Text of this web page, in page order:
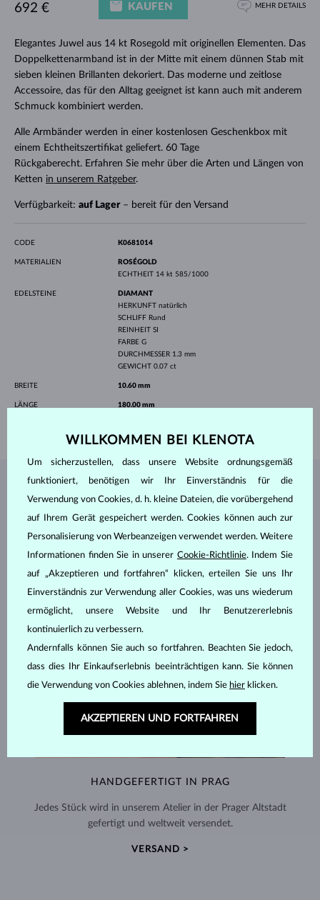
Elegantes Juwel aus 14 kt Rosegold mit originellen Elementen. Das
Doppelkettenarmband ist in der Mitte mit einem dünnen Stab mit
sieben kleinen Brillanten dekoriert. Das moderne und zeitlose
Accessoire, das für den Alltag geeignet ist kann auch mit anderem
Schmuck kombiniert werden.
Alle Armbänder werden in einer kostenlosen Geschenkbox mit
einem Echtheitszertifikat geliefert. 60 Tage
Rückgaberecht. Erfahren Sie mehr über die Arten und Längen von
Ketten in unserem Ratgeber.
Verfügbarkeit: auf Lager– bereit für den Versand
692 € KAUFEN MEHR DETAILS
CODE K0681014
MATERIALIEN
ROSÉGOLD
ECHTHEIT 14 kt 585/1000
EDELSTEINE
DIAMANT
HERKUNFT natürlich
SCHLIFF Rund
REINHEIT SI
FARBE G
DURCHMESSER 1.3 mm
GEWICHT 0.07 ct
BREITE 10.60 mm
LÄNGE 180.00 mm
SCHMUCK AUS DEM
HANDGEFERTIGT IN PRAG
Jedes Stück wird in unserem Atelier in der Prager Altstadt
gefertigt und weltweit versendet.
VERSAND >
WILLKOMMEN BEI KLENOTA
Um sicherzustellen, dass unsere Website ordnungsgemäß
funktioniert, benötigen wir Ihr Einverständnis für die
Verwendung von Cookies, d. h. kleine Dateien, die vorübergehend
auf Ihrem Gerät gespeichert werden. Cookies können auch zur
Personalisierung von Werbeanzeigen verwendet werden. Weitere
Informationen finden Sie in unserer Cookie-Richtlinie. Indem Sie
auf „Akzeptieren und fortfahren“ klicken, erteilen Sie uns Ihr
Einverständnis zur Verwendung aller Cookies, was uns wiederum
ermöglicht, unsere Website und Ihr Benutzererlebnis
kontinuierlich zu verbessern.
Andernfalls können Sie auch so fortfahren. Beachten Sie jedoch,
dass dies Ihr Einkaufserlebnis beeinträchtigen kann. Sie können
die Verwendung von Cookies ablehnen, indem Sie hier klicken.
AKZEPTIEREN UND FORTFAHREN